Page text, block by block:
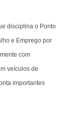
disciplina o Ponto
e Emprego por
com
veículos de
importantes